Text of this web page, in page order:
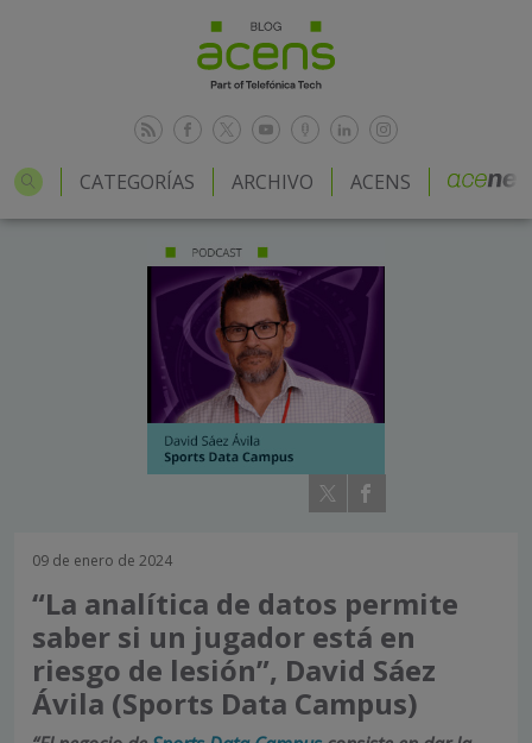
CATEGORÍAS ARCHIVO ACENS
09 de enero de 2024
“La analítica de datos permite
saber si un jugador está en
riesgo de lesión”, David Sáez
Ávila (Sports Data Campus)